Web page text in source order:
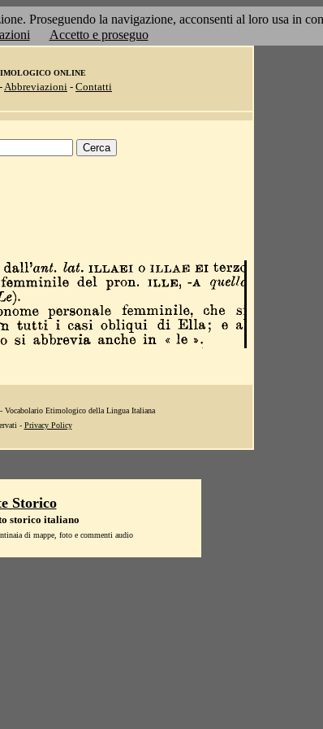
Proseguendo la navigazione, acconsenti al loro usa in
Accetto e proseguo
ONLINE
-Abbreviazioni - Contatti
- Vocabolario Etimologico della Lingua Italiana
- Privacy Policy
Storico
storico italiano
di mappe, foto e commenti audio